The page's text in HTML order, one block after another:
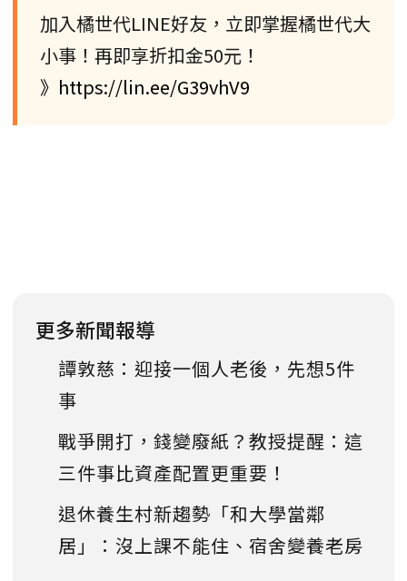
加入橘世代LINE好友，立即掌握橘世代大
小事！再即享折扣金50元！
》https://lin.ee/G39vhV9
更多新聞報導
譚敦慈：迎接一個人老後，先想5件
事
戰爭開打，錢變廢紙？教授提醒：這
三件事比資產配置更重要！
退休養生村新趨勢「和大學當鄰
居」：沒上課不能住、宿舍變養老房